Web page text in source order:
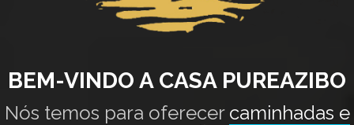
BEM-VINDO A CASA PUREAZIBO
Nós temos para oferecer caminhadas e